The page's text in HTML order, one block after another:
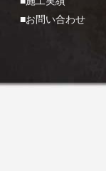
■お問い合わせ